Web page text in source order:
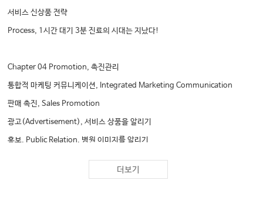
서비스 신상품 전략
Process, 1시간 대기 3분 진료의 시대는 지났다!
Chapter 04 Promotion, 촉진관리
통합적 마케팅 커뮤니케이션, Integrated Marketing Communication
판매 촉진, Sales Promotion
광고(Advertisement), 서비스 상품을 알리기
홍보, Public Relation, 병원 이미지를 알리기
더보기